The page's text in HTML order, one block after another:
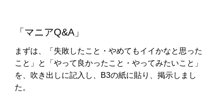
「マニアQ&A」
まずは、「失敗したこと・やめてもイイかなと思った
こと」と「やって良かったこと・やってみたいこと」
を、吹き出しに記入し、B3の紙に貼り、掲示しまし
た。